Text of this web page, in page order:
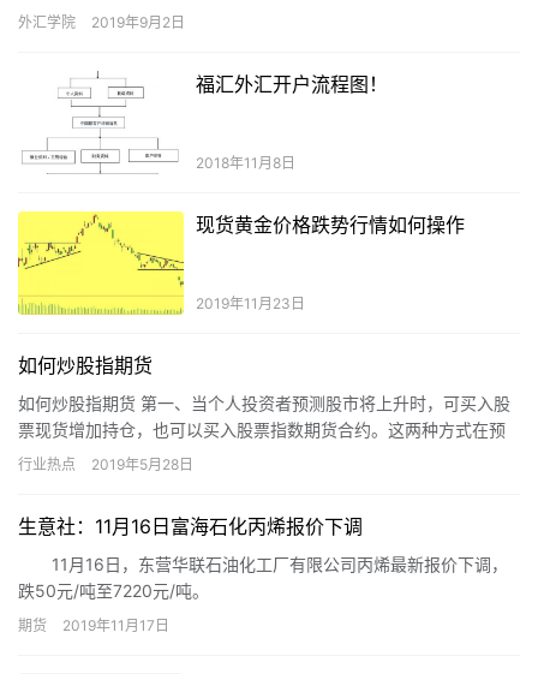
险因素?炒白银保证金更需要注意的风险就是交易的心态。
外汇学院 2019年9月2日
福汇外汇开户流程图！
2018年11月8日
现货黄金价格跌势行情如何操作
2019年11月23日
如何炒股指期货
如何炒股指期货 第一、当个人投资者预测股市将上升时，可买入股
票现货增加持仓，也可以买入股票指数期货合约。这两种方式在预
测准确时都可盈利。相比之下，买卖股票指数期货的交易手续费比
行业热点 2019年5月28日
生意社：11月16日富海石化丙烯报价下调
11月16日，东营华联石油化工厂有限公司丙烯最新报价下调，
跌50元/吨至7220元/吨。
期货 2019年11月17日